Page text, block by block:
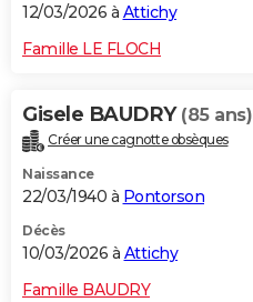
12/03/2026 à Attichy
Famille LE FLOCH
Gisele BAUDRY (85 ans)
Créer une cagnotte obsèques
Naissance
22/03/1940 à Pontorson
Décès
10/03/2026 à Attichy
Famille BAUDRY